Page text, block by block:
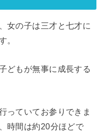
女の子は三才と七才に
。
どもが無事に成長する
っていてお参りできま
時間は約20分ほどで